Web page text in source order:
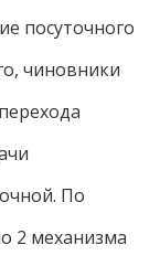
посуточного
чиновники
По
2 механизма